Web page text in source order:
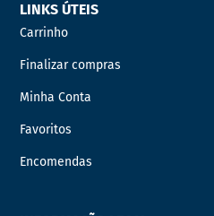
LINKS ÚTEIS
Carrinho
Finalizar compras
Minha Conta
Favoritos
Encomendas